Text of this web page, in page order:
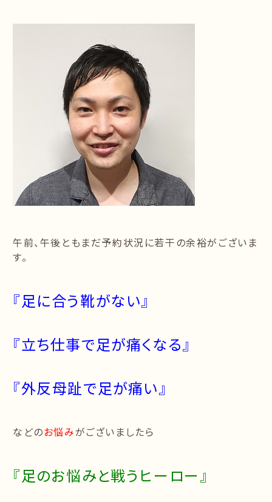
午前、午後ともまだ予約状況に若干の余裕がございま
す。
『足に合う靴がない』
『立ち仕事で足が痛くなる』
『外反母趾で足が痛い』
などのお悩みがございましたら
『足のお悩みと戦うヒーロー』